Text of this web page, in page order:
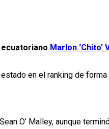
ecuatoriano Marlon ‘Chito’
en el ranking de forma
O’ Malley, aunque